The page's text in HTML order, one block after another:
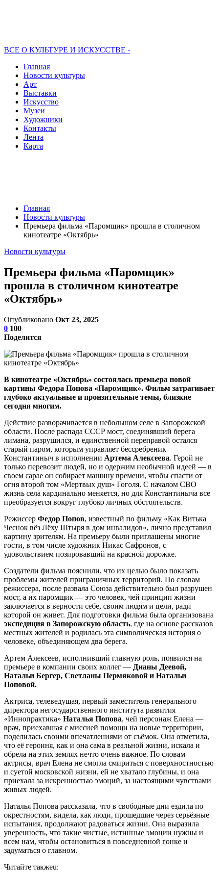
ВСЕ О КУЛЬТУРЕ И ИСКУССТВЕ -
Главная
Новости культуры
Арт
Выставки
Искусство
Музеи
Художники
Контакты
Лента
Карта
Главная
Новости культуры
Премьера фильма «Паромщик» прошла в столичном
кинотеатре «Октябрь»
Новости культуры
Премьера фильма «Паромщик»
прошла в столичном кинотеатре
«Октябрь»
Опубликовано Окт 23, 2025
0 100
Поделится
В кинотеатре «Октябрь» состоялась премьера новой
картины Федора Попова «Паромщик». Фильм затрагивает
глубоко актуальные и пронзительные темы, близкие
сегодня многим.
Действие разворачивается в небольшом селе в Запорожской
области. После распада СССР мост, соединявший берега
лимана, разрушился, и единственной переправой остался
старый паром, которым управляет бессребреник
Константиныч в исполнении Артема Алексеева. Герой не
только перевозит людей, но и одержим необычной идеей — в
своем сарае он собирает машину времени, чтобы спасти от
огня второй том «Мертвых душ» Гоголя. С началом СВО
жизнь села кардинально меняется, но для Константиныча все
преобразуется вокруг глубоко личных обстоятельств.
Режиссер Федор Попов, известный по фильму «Как Витька
Чеснок вёз Лёху Штыря в дом инвалидов», лично представил
картину зрителям. На премьеру были приглашены многие
гости, в том числе художник Никас Сафронов, с
удовольствием позировавший на красной дорожке.
Создатели фильма пояснили, что их целью было показать
проблемы жителей приграничных территорий. По словам
режиссера, после развала Союза действительно был разрушен
мост, а их паромщик — это человек, чей принцип жизни
заключается в верности себе, своим людям и цели, ради
которой он живет. Для подготовки фильма была организована
экспедиция в Запорожскую область, где на основе рассказов
местных жителей и родилась эта символическая история о
человеке, объединяющем два берега.
Артем Алексеев, исполнивший главную роль, появился на
премьере в компании своих коллег — Дианы Деевой,
Натальи Бергер, Светланы Пермяковой и Натальи
Поповой.
Актриса, телеведущая, первый заместитель генерального
директора негосударственного института развития
«Иннопрактика» Наталья Попова, чей персонаж Елена —
врач, приехавшая с миссией помощи на новые территории,
поделилась своими впечатлениями от съёмок. Она отметила,
что её героиня, как и она сама в реальной жизни, искала и
обрела на этих землях нечто очень важное. По словам
актрисы, врач Елена не смогла смириться с поверхностностью
и суетой московской жизни, ей не хватало глубины, и она
приехала за искренностью эмоций, за настоящими чувствами
живых людей.
Наталья Попова рассказала, что в свободные дни ездила по
окрестностям, видела, как люди, прошедшие через серьёзные
испытания, продолжают радоваться жизни. Она выразила
уверенность, что такие чистые, истинные эмоции нужны и
всем нам, чтобы остановиться в повседневной гонке и
задуматься о главном.
Читайте такжеu: